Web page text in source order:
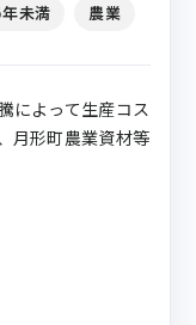
未満 農業
によって生産コス
月形町農業資材等